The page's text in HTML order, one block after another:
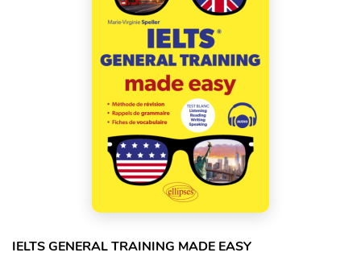
IELTS GENERAL TRAINING MADE EASY